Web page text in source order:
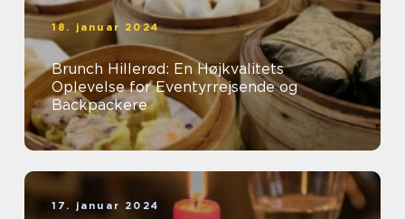
18. januar 2024
Brunch Hillerød: En Højkvalitets
Oplevelse for Eventyrrejsende og
Backpackere
17. januar 2024